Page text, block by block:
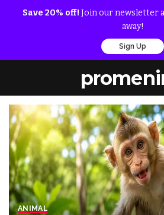
Save 20% off! Join our newsletter
away!
Sign Up
ANIMAL